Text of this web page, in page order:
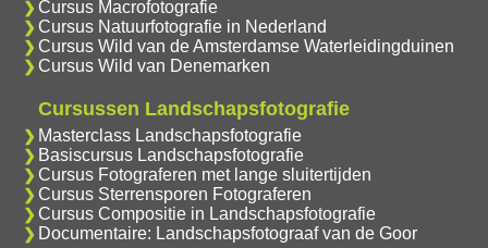
Cursus Macrofotografie
Cursus Natuurfotografie in Nederland
Cursus Wild van de Amsterdamse Waterleidingduinen
Cursus Wild van Denemarken
Cursussen Landschapsfotografie
Masterclass Landschapsfotografie
Basiscursus Landschapsfotografie
Cursus Fotograferen met lange sluitertijden
Cursus Sterrensporen Fotograferen
Cursus Compositie in Landschapsfotografie
Documentaire: Landschapsfotograaf van de Goor